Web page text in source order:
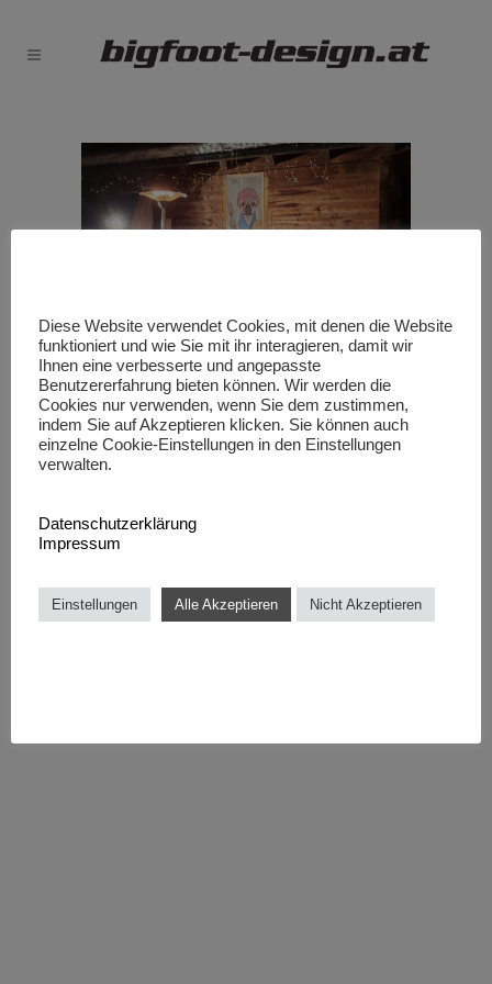
Diese Website verwendet Cookies, mit denen die Website
funktioniert und wie Sie mit ihr interagieren, damit wir
Ihnen eine verbesserte und angepasste
Benutzererfahrung bieten können. Wir werden die
Cookies nur verwenden, wenn Sie dem zustimmen,
indem Sie auf Akzeptieren klicken. Sie können auch
einzelne Cookie-Einstellungen in den Einstellungen
verwalten.
Datenschutzerklärung
Impressum
Einstellungen Alle Akzeptieren Nicht Akzeptieren